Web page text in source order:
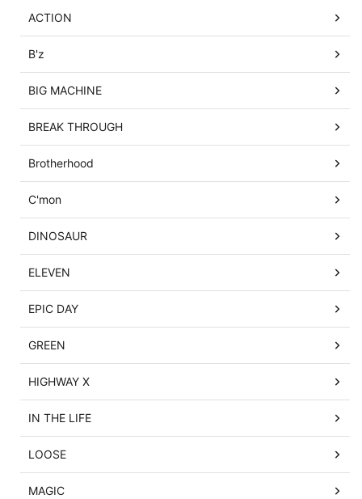
ACTION
B'z
BIG MACHINE
BREAK THROUGH
Brotherhood
C'mon
DINOSAUR
ELEVEN
EPIC DAY
GREEN
HIGHWAY X
IN THE LIFE
LOOSE
MAGIC